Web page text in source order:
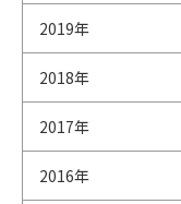
2019年
2018年
2017年
2016年